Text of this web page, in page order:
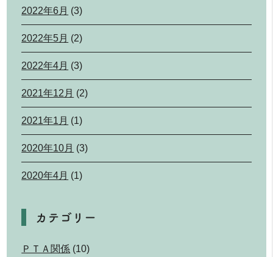
2022年6月 (3)
2022年5月 (2)
2022年4月 (3)
2021年12月 (2)
2021年1月 (1)
2020年10月 (3)
2020年4月 (1)
カテゴリー
ＰＴＡ関係 (10)